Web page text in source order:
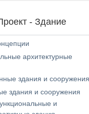
- Здание
архитектурные
здания и сооружения
здания и сооружения
и